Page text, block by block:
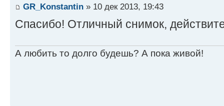
GR_Konstantin » 10 дек 2013, 19:43
Спасибо! Отличный снимок,
А любить то долго будешь? А пока живой!